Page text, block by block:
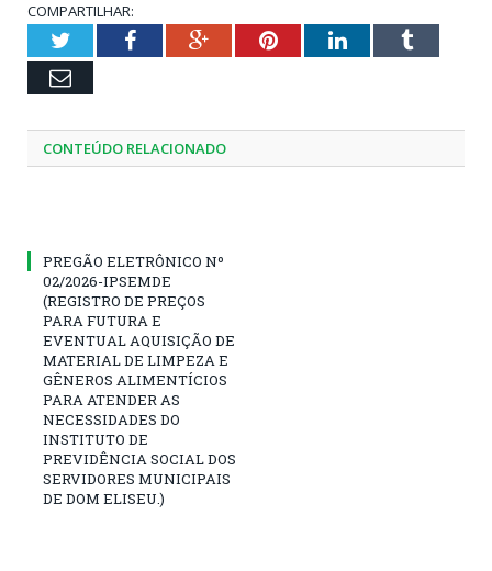
COMPARTILHAR:
TwitterFacebookGoogle+PinterestLinkedInTumblr
Email
CONTEÚDO RELACIONADO
PREGÃO ELETRÔNICO Nº
02/2026-IPSEMDE
(REGISTRO DE PREÇOS
PARA FUTURA E
EVENTUAL AQUISIÇÃO DE
MATERIAL DE LIMPEZA E
GÊNEROS ALIMENTÍCIOS
PARA ATENDER AS
NECESSIDADES DO
INSTITUTO DE
PREVIDÊNCIA SOCIAL DOS
SERVIDORES MUNICIPAIS
DE DOM ELISEU.)